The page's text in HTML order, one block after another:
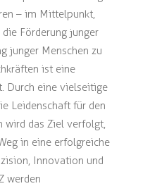
– im Mittelpunkt,
Förderung junger
junger Menschen zu
ist eine
Durch eine vielseitige
Leidenschaft für den
wird das Ziel verfolgt,
in eine erfolgreiche
Innovation und
werden